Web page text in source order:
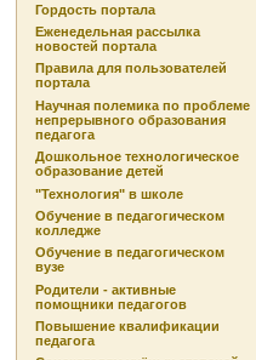
Гордость портала
Еженедельная рассылка
новостей портала
Правила для пользователей
портала
Научная полемика по проблеме
непрерывного образования
педагога
Дошкольное технологическое
образование детей
"Технология" в школе
Обучение в педагогическом
колледже
Обучение в педагогическом
вузе
Родители - активные
помощники педагогов
Повышение квалификации
педагога